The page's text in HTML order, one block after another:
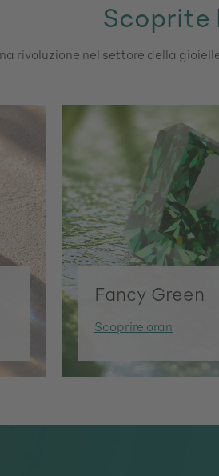
Scoprite
rivoluzione nel settore della
Fancy Green
Scoprire oran